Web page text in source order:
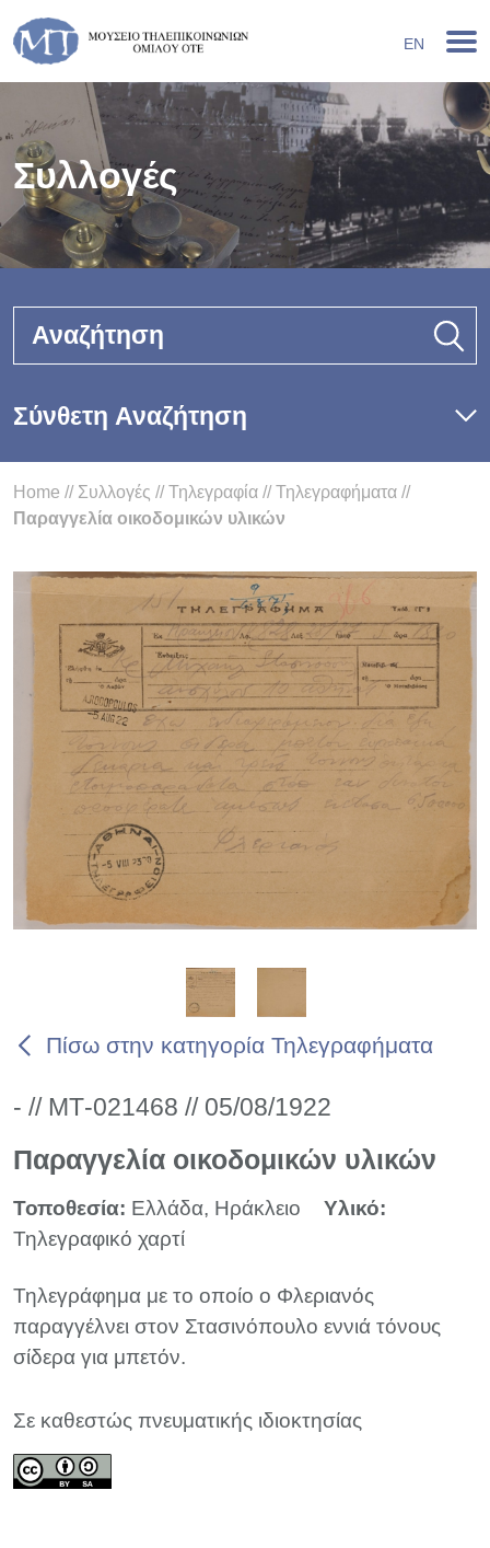
EN
Συλλογές
Αναζήτηση
Σύνθετη Αναζήτηση
Home // Συλλογές //Τηλεγραφία //Τηλεγραφήματα //
Παραγγελία οικοδομικών υλικών
Πίσω στην κατηγορία Τηλεγραφήματα
- // ΜΤ-021468 // 05/08/1922
Παραγγελία οικοδομικών υλικών
Τοποθεσία: Ελλάδα, Ηράκλειο
Υλικό:
Τηλεγραφικό χαρτί
Τηλεγράφημα με το οποίο ο Φλεριανός
παραγγέλνει στον Στασινόπουλο εννιά τόνους
σίδερα για μπετόν.
Σε καθεστώς πνευματικής ιδιοκτησίας